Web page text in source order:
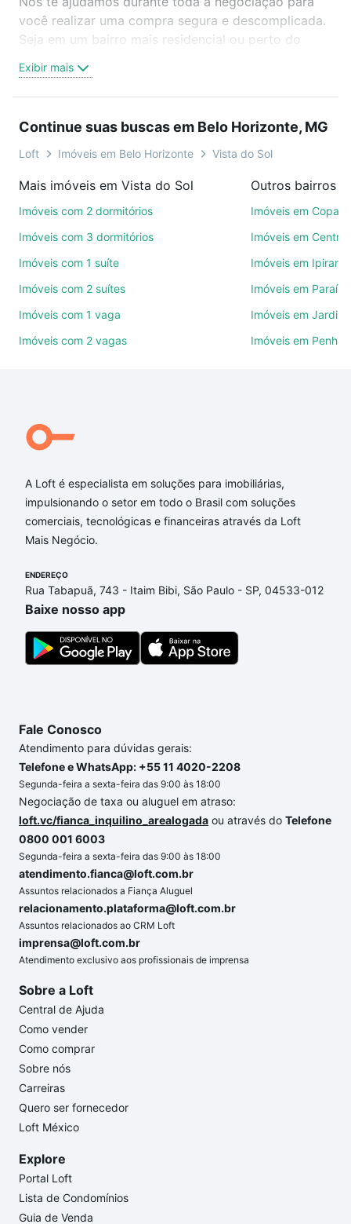
você realizar uma compra segura e descomplicada.
Seja em um bairro mais residencial ou perto do
oferta ideal de Imóveis com 4 vagas à venda em
Vista do Sol, Belo Horizonte, MG para conquistar
videochamada, é grátis, sem compromisso e você
ainda conta com mais de 46 mil corretores e
de imóveis.
ruas, bairros e até condomínios favoritos. Você
também pode usar os filtros como quantidade de
quartos, suítes, com ou sem vaga de garagem para
comodidades, como piscina, academia, salão de
Qual o preço de Imóveis com 4 vagas à venda em
Vista do Sol, Belo Horizonte, MG?
Aqui na Loft temos a oferta ideal para você, com
Imóveis com 4 vagas à venda em Vista do Sol, Belo
Horizonte, MG que custam a partir de R$ 0 e com
nossas opções de financiamento imobiliário as
ainda tem alguma dúvida dos custos envolvidos no
processo de compra, veja em nosso portal quanto
custa comprar um apartamento
gente para comprar o imóvel dos seus sonhos com
segurança e conforto. Loft, com você até as
Exibir mais
Continue suas buscas em Belo Horizonte, MG
Loft Imóveis em Belo Horizonte Vista do Sol
Mais imóveis em Vista do Sol
Imóveis com 2 dormitórios
Imóveis com 3 dormitórios
Imóveis com 1 suíte
Imóveis com 2 suítes
Imóveis com 1 vaga
Imóveis com 2 vagas
Imóveis em
Imóveis em Centro
Imóveis em
Imóveis em Paraíso
Imóveis em Jardim
Imóveis em Penha
A Loft é especialista em soluções para imobiliárias,
impulsionando o setor em todo o Brasil com soluções
comerciais, tecnológicas e financeiras através da Loft
Mais Negócio.
ENDEREÇO
Rua Tabapuã, 743 - Itaim Bibi, São Paulo - SP, 04533-012
Baixe nosso app
Fale Conosco
Atendimento para dúvidas gerais:
Telefone e WhatsApp: +55 11 4020-2208
Segunda-feira a sexta-feira das 9:00 às 18:00
Negociação de taxa ou aluguel em atraso:
loft.vc/fianca_inquilino_arealogada ou através do Telefone
0800 001 6003
Segunda-feira a sexta-feira das 9:00 às 18:00
atendimento.fianca@loft.com.br
Assuntos relacionados a Fiança Aluguel
relacionamento.plataforma@loft.com.br
Assuntos relacionados ao CRM Loft
imprensa@loft.com.br
Atendimento exclusivo aos profissionais de imprensa
Sobre a Loft
Central de Ajuda
Como vender
Como comprar
Sobre nós
Carreiras
Quero ser fornecedor
Loft México
Explore
Portal Loft
Lista de Condomínios
Guia de Venda